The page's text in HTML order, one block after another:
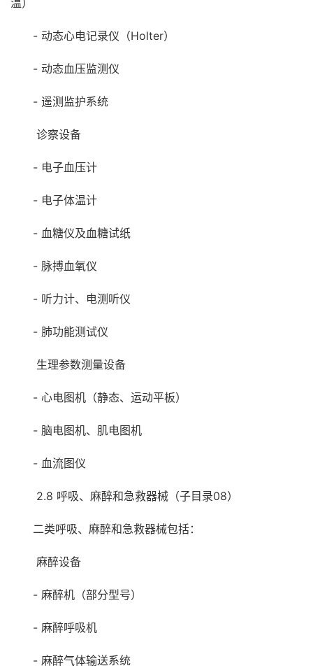
温）
- 动态心电记录仪（Holter）
- 动态血压监测仪
- 遥测监护系统
诊察设备
- 电子血压计
- 电子体温计
- 血糖仪及血糖试纸
- 脉搏血氧仪
- 听力计、电测听仪
- 肺功能测试仪
生理参数测量设备
- 心电图机（静态、运动平板）
- 脑电图机、肌电图机
- 血流图仪
2.8 呼吸、麻醉和急救器械（子目录08）
二类呼吸、麻醉和急救器械包括：
麻醉设备
- 麻醉机（部分型号）
- 麻醉呼吸机
- 麻醉气体输送系统